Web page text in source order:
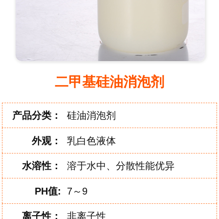
二甲基硅油消泡剂
产品分类： 硅油消泡剂
外观： 乳白色液体
水溶性： 溶于水中、分散性能优异
PH值: 7～9
离子性： 非离子性